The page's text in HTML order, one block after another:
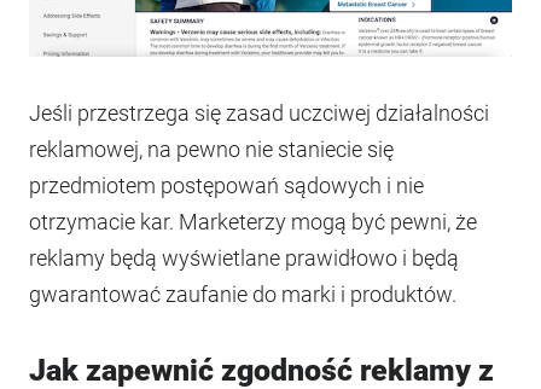
Jeśli przestrzega się zasad uczciwej działalności
reklamowej, na pewno nie staniecie się
przedmiotem postępowań sądowych i nie
otrzymacie kar. Marketerzy mogą być pewni, że
reklamy będą wyświetlane prawidłowo i będą
gwarantować zaufanie do marki i produktów.
Jak zapewnić zgodność reklamy z